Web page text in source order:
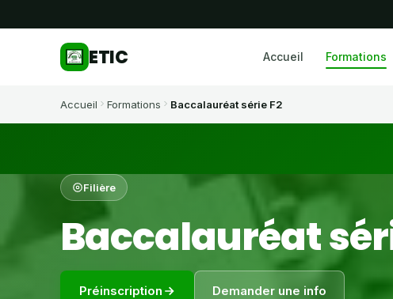
ETIC Accueil Formations
Accueil Formations Baccalauréat série F2
Filière
Baccalauréat
Préinscription Demander une info